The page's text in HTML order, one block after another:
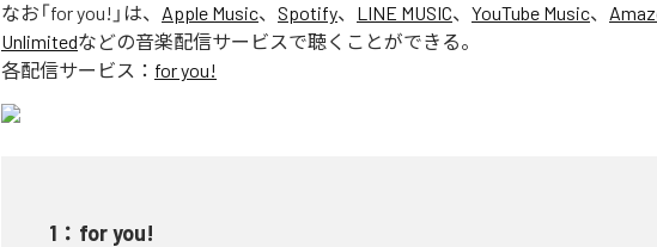
なお「for you! 」は、 Apple Music、 Spotify、 LINE MUSIC、 YouTube Music、
Unlimitedなどの音楽配信サービスで聴くことができる。
各配信サービス： for you!
1 ： for you!